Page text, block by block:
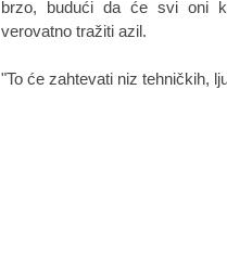
brzo, budući da će svi oni
verovatno tražiti azil.
"To će zahtevati niz tehničkih,